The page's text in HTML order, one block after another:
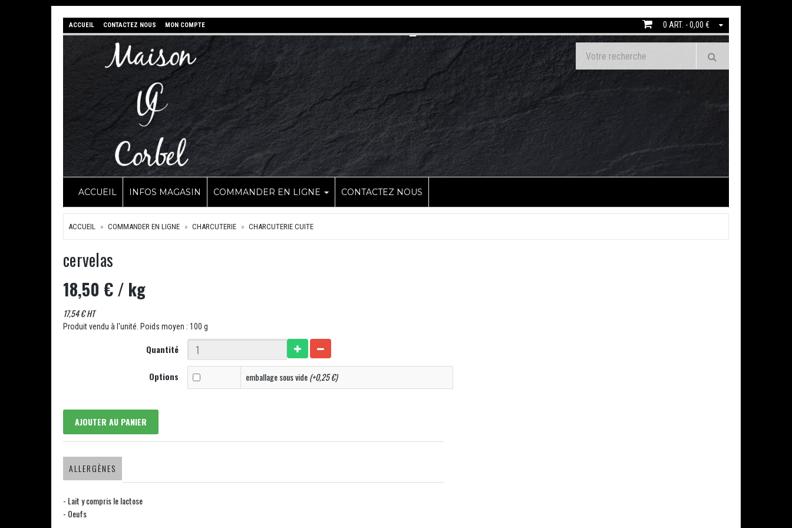
ACCUEIL CONTACTEZ NOUS MON COMPTE 0 ART. - 0,00 €
ACCUEIL INFOS MAGASIN COMMANDER EN LIGNE CONTACTEZ NOUS
ACCUEIL COMMANDER EN LIGNE CHARCUTERIE CHARCUTERIE CUITE
cervelas
18,50 €/ kg
17,54 € HT
Produit vendu à l'unité. Poids moyen : 100 g
Quantité
Options emballage sous vide(+0,25 €)
AJOUTER AU PANIER
ALLERGÈNES
- Lait y compris le lactose
- Oeufs